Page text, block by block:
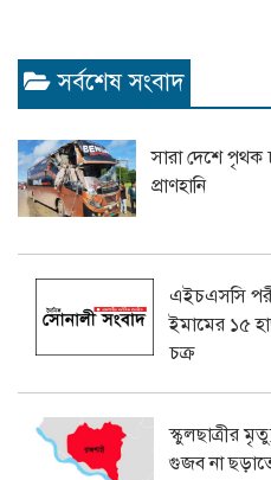
সর্বশেষ সংবাদ
সারা দেশে পৃথক
প্রাণহানি
এইচএসসি
ইমামের ১৫
চক্র
স্কুলছাত্রীর
গুজব না